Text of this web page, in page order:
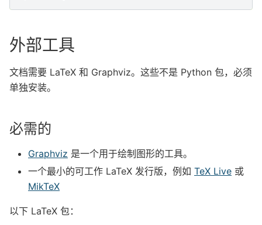
外部工具
文档需要 LaTeX 和 Graphviz。这些不是 Python 包，必须
单独安装。
必需的
Graphviz 是一个用于绘制图形的工具。
一个最小的可工作 LaTeX 发行版，例如 TeX Live 或
MikTeX
以下 LaTeX 包：